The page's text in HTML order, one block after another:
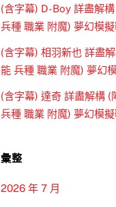
(含字幕) D-Boy 詳盡解
兵種 職業 附魔) 夢幻模
(含字幕) 相羽新也 詳盡
能 兵種 職業 附魔) 夢幻
(含字幕) 達奇 詳盡解構 (
兵種 職業 附魔) 夢幻模
彙整
2026 年 7 月